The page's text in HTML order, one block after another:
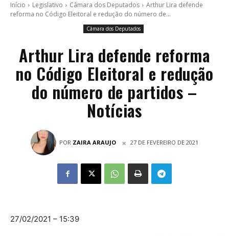
Início Legislativo Câmara dos Deputados
Arthur Lira defende
reforma no Código Eleitoral e redução do número de...
Câmara dos Deputados
Arthur Lira defende reforma
no Código Eleitoral e redução
do número de partidos –
Notícias
POR ZAIRA ARAUJO 27 DE FEVEREIRO DE 2021
27/02/2021 – 15:39